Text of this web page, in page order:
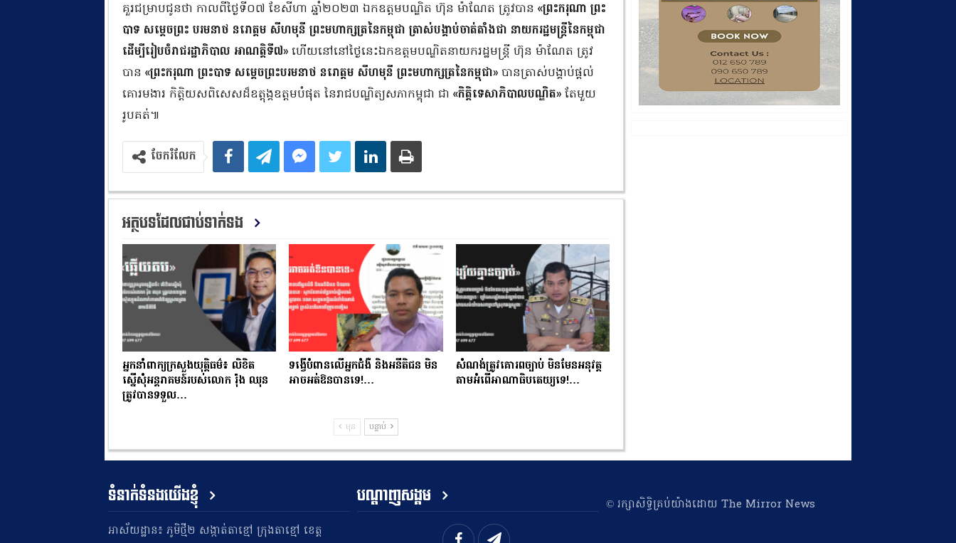
គួរជម្រាបជូនថា កាលពីថ្ងៃទី០៧ ខែសីហា ឆ្នាំ២០២៣ ឯកឧត្តមបណ្ឌិត ហ៊ុន ម៉ាណែត ត្រូវបាន «ព្រះករុណា ព្រះ
បាទ សម្តេចព្រះ បរមនាថ នរោត្តម សីហមុនី ព្រះមហាក្សត្រនៃកម្ពុជា ត្រាស់បង្គាប់ចាត់តាំងជា នាយករដ្ឋមន្ត្រីនៃកម្ពុជា
ដើម្បីរៀបចំរាជរដ្ឋាភិបាល អាណត្តិទី៧» ហើយនៅនៅថ្ងៃនេះឯកឧត្តមបណ្ឌិតនាយករដ្ឋមន្ត្រី ហ៊ុន ម៉ាណែត ត្រូវ
បាន «ព្រះករុណា ព្រះបាទ សម្តេចព្រះបរមនាថ នរោត្តម សីហមុនី ព្រះមហាក្សត្រនៃកម្ពុជា» បានត្រាស់បង្គាប់ផ្តល់
គោរមងារ កិត្តិយសពិសេសដ៏ឧត្តុង្គឧត្តមបំផុត នៃរាជបណ្ឌិត្យសភាកម្ពុជា ជា «កិត្តិទេសាភិបាលបណ្ឌិត» តែមួយ
រូបគត់៕
ចែករំលែក
អត្ថបទដែលជាប់ទាក់ទង
អ្នកនាំពាក្យក្រសួងយុត្តិធម៌៖ លិខិត
ស្នើសុំអន្តរាគមន៍របស់លោក រ៉ុង ឈុន
ត្រូវបានទទួល…
ទង្វើបំពានលើអ្នកជំងឺ និងអនីតិជន មិន
អាចអត់ឱនបានទេ!…
សំណង់ត្រូវគោរពច្បាប់ មិនមែនអនុវត្ត
តាមអំពើអាណាធិបតេយ្យទេ!…
មុន បន្ទាប់
ទំនាក់ទំនងយើងខ្ញុំ
អាស័យដ្ឋាន៖ ភូមិថ្មី២ សង្កាត់តាខ្មៅ ក្រុងតាខ្មៅ ខេត្ត
បណ្តាញសង្គម ​© រក្សា​សិទ្ធិ​គ្រប់​យ៉ាង​ដោយ​ The Mirror News